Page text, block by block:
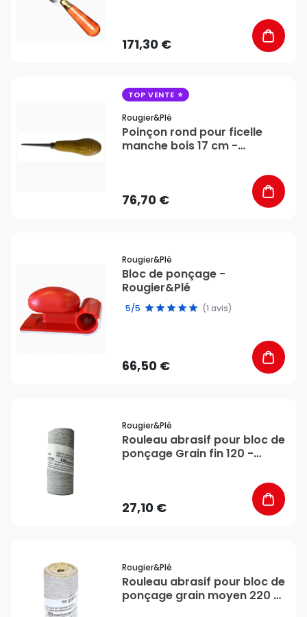
171,30 €
TOP VENTE
Rougier&plé
Poinçon rond pour ficelle
manche bois 17 cm -
76,70 €
Rougier&plé
Bloc de ponçage -
Rougier&Plé
5/5 (1 avis)
66,50 €
Rougier&plé
Rouleau abrasif pour bloc de
ponçage Grain fin 120 -
27,10 €
Rougier&plé
Rouleau abrasif pour bloc de
ponçage grain moyen 220 -